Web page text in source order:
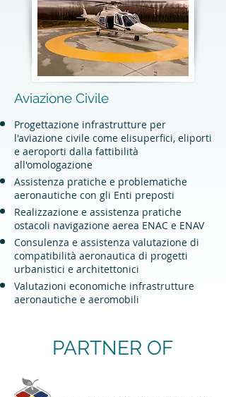
Aviazione Civile
​Progettazione infrastrutture per
l'aviazione civile come elisuperfici, eliporti
e aeroporti dalla fattibilità
all'omologazione
Assistenza pratiche e problematiche
aeronautiche con gli Enti preposti
Realizzazione e assistenza pratiche
ostacoli navigazione aerea ENAC e ENAV
Consulenza e assistenza valutazione di
compatibilità aeronautica di progetti
urbanistici e architettonici
Valutazioni economiche infrastrutture
aeronautiche e aeromobili
PARTNER OF